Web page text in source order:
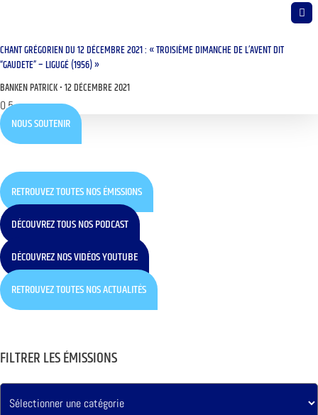
CHANT GRÉGORIEN DU 12 DÉCEMBRE 2021 : « TROISIÈME DIMANCHE DE L’AVENT DIT
“GAUDETE” – LIGUGÉ (1956) »
BANKEN PATRICK 12 DÉCEMBRE 2021
NOUS SOUTENIR
RETROUVEZ TOUTES NOS ÉMISSIONS
DÉCOUVREZ TOUS NOS PODCAST
DÉCOUVREZ NOS VIDÉOS YOUTUBE
RETROUVEZ TOUTES NOS ACTUALITÉS
FILTRER LES ÉMISSIONS